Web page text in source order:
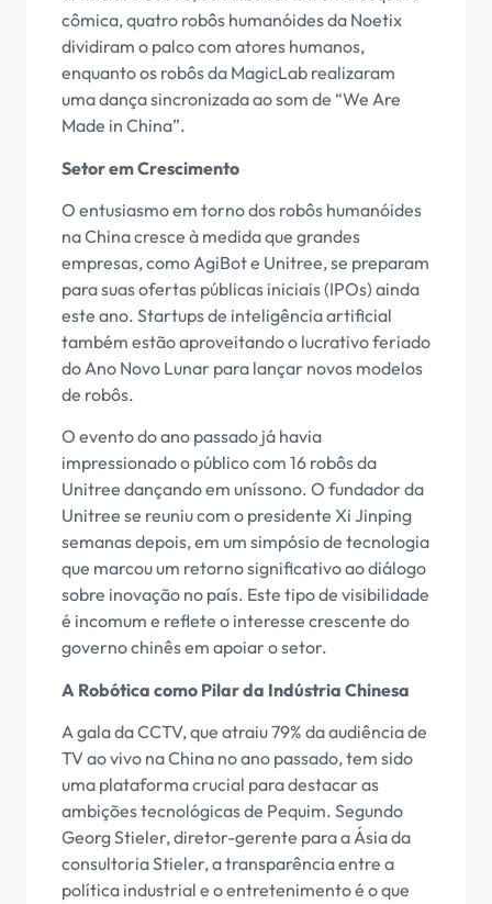
cômica, quatro robôs humanóides da Noetix
dividiram o palco com atores humanos,
enquanto os robôs da MagicLab realizaram
uma dança sincronizada ao som de “We Are
Made in China”.
Setor em Crescimento
O entusiasmo em torno dos robôs humanóides
na China cresce à medida que grandes
empresas, como AgiBot e Unitree, se preparam
para suas ofertas públicas iniciais (IPOs) ainda
este ano. Startups de inteligência artificial
também estão aproveitando o lucrativo feriado
do Ano Novo Lunar para lançar novos modelos
de robôs.
O evento do ano passado já havia
impressionado o público com 16 robôs da
Unitree dançando em uníssono. O fundador da
Unitree se reuniu com o presidente Xi Jinping
semanas depois, em um simpósio de tecnologia
que marcou um retorno significativo ao diálogo
sobre inovação no país. Este tipo de visibilidade
é incomum e reflete o interesse crescente do
governo chinês em apoiar o setor.
A Robótica como Pilar da Indústria Chinesa
A gala da CCTV, que atraiu 79% da audiência de
TV ao vivo na China no ano passado, tem sido
uma plataforma crucial para destacar as
ambições tecnológicas de Pequim. Segundo
Georg Stieler, diretor-gerente para a Ásia da
consultoria Stieler, a transparência entre a
política industrial e o entretenimento é o que